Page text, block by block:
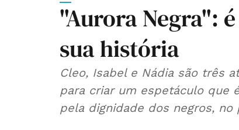
"Aurora Negra":
sua história
Cleo, Isabel e Nádia são três
para criar um espetáculo que
pela dignidade dos negros,